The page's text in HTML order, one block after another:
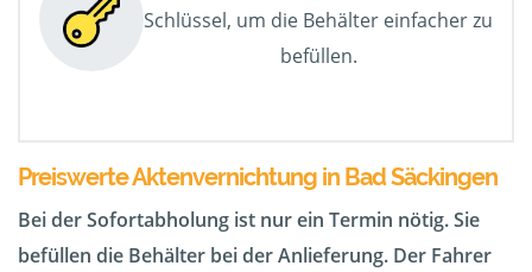
Schlüssel, um die Behälter einfacher zu
befüllen.
Preiswerte Aktenvernichtung in Bad Säckingen
Bei der Sofortabholung ist nur ein Termin nötig. Sie
befüllen die Behälter bei der Anlieferung. Der Fahrer